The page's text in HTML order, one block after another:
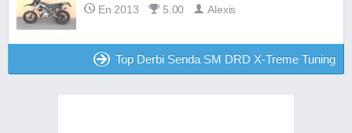
En 2013 5.00 Alexis
Top Derbi Senda SM DRD X-Treme Tuning